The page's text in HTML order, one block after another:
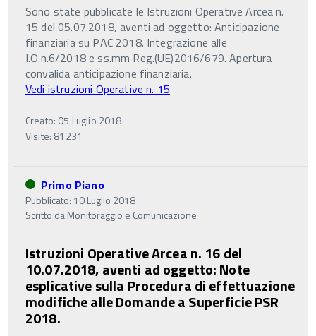
Sono state pubblicate le Istruzioni Operative Arcea n.
15 del 05.07.2018, aventi ad oggetto: Anticipazione
finanziaria su PAC 2018. Integrazione alle
I.O.n.6/2018 e ss.mm Reg.(UE)2016/679. Apertura
convalida anticipazione finanziaria.
Vedi istruzioni Operative n. 15
Creato: 05 Luglio 2018
Visite: 81231
Primo Piano
Pubblicato: 10 Luglio 2018
Scritto daMonitoraggio e Comunicazione
Istruzioni Operative Arcea n. 16 del
10.07.2018, aventi ad oggetto: Note
esplicative sulla Procedura di effettuazione
modifiche alle Domande a Superficie PSR
2018.